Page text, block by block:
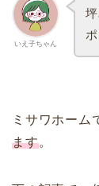
いえ子ちゃん
ミサワホーム
ます。